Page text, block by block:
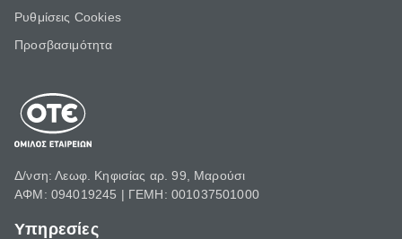
Ρυθμίσεις Cookies
Προσβασιμότητα
Δ/νση: Λεωφ. Κηφισίας αρ. 99, Μαρούσι
ΑΦΜ: 094019245 | ΓΕΜΗ: 001037501000
Υπηρεσίες